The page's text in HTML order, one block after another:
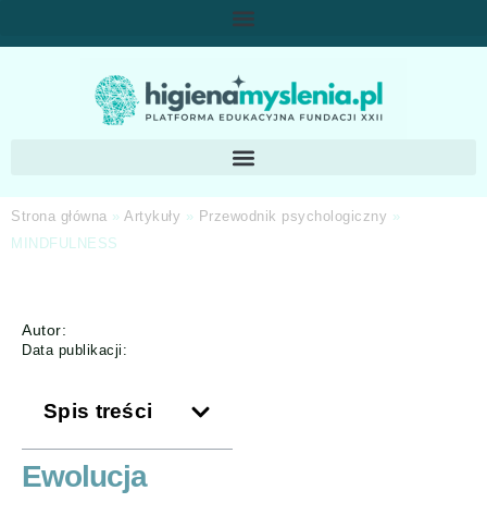
Strona główna » Artykuły » Przewodnik psychologiczny »
MINDFULNESS
Autor:
Data publikacji:
Spis treści
Ewolucja